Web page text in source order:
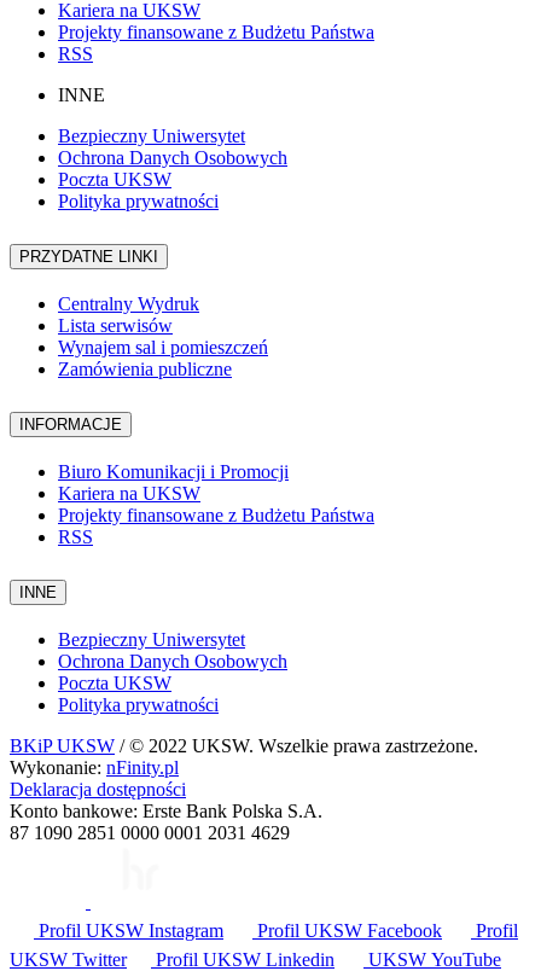
Kariera na UKSW
Projekty finansowane z Budżetu Państwa
RSS
INNE
Bezpieczny Uniwersytet
Ochrona Danych Osobowych
Poczta UKSW
Polityka prywatności
PRZYDATNE LINKI
Centralny Wydruk
Lista serwisów
Wynajem sal i pomieszczeń
Zamówienia publiczne
INFORMACJE
Biuro Komunikacji i Promocji
Kariera na UKSW
Projekty finansowane z Budżetu Państwa
RSS
INNE
Bezpieczny Uniwersytet
Ochrona Danych Osobowych
Poczta UKSW
Polityka prywatności
BKiP UKSW / © 2022 UKSW. Wszelkie prawa zastrzeżone.
Wykonanie: nFinity.pl
Deklaracja dostępności
Konto bankowe: Erste Bank Polska S.A.
87 1090 2851 0000 0001 2031 4629
Profil UKSW Instagram Profil UKSW Facebook
Profil
UKSW Twitter Profil UKSW Linkedin UKSW YouTube